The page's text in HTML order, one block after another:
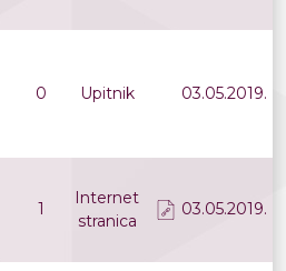
0 Upitnik 03.05.2019.
1
Internet
stranica
03.05.2019.